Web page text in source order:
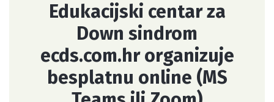
Edukacijski centar za
Down sindrom
ecds.com.hr organizuje
besplatnu online (MS